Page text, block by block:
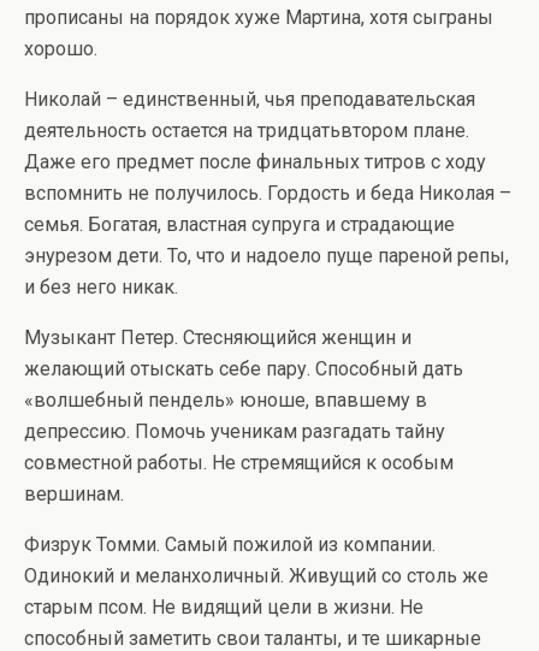
прописаны на порядок хуже Мартина, хотя сыграны
хорошо.
Николай – единственный, чья преподавательская
деятельность остается на тридцатьвтором плане.
Даже его предмет после финальных титров с ходу
вспомнить не получилось. Гордость и беда Николая –
семья. Богатая, властная супруга и страдающие
энурезом дети. То, что и надоело пуще пареной репы,
и без него никак.
Музыкант Петер. Стесняющийся женщин и
желающий отыскать себе пару. Способный дать
«волшебный пендель» юноше, впавшему в
депрессию. Помочь ученикам разгадать тайну
совместной работы. Не стремящийся к особым
вершинам.
Физрук Томми. Самый пожилой из компании.
Одинокий и меланхоличный. Живущий со столь же
старым псом. Не видящий цели в жизни. Не
способный заметить свои таланты, и те шикарные